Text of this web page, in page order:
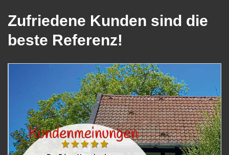
Zufriedene Kunden sind die
beste Referenz!